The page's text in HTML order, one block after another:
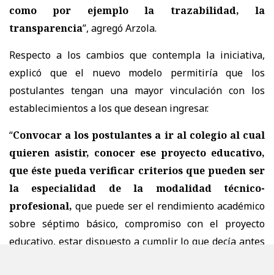
como por ejemplo la trazabilidad, la
transparencia”, agregó Arzola.
Respecto a los cambios que contempla la iniciativa,
explicó que el nuevo modelo permitiría que los
postulantes tengan una mayor vinculación con los
establecimientos a los que desean ingresar.
“Convocar a los postulantes a ir al colegio al cual
quieren asistir, conocer ese proyecto educativo,
que éste pueda verificar criterios que pueden ser
la especialidad de la modalidad técnico-
profesional,que puede ser el rendimiento académico
sobre séptimo básico, compromiso con el proyecto
educativo, estar dispuesto a cumplir lo que decía antes